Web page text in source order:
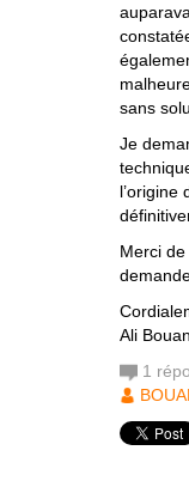
sans
Je
l’origine
Merci
Ali
1